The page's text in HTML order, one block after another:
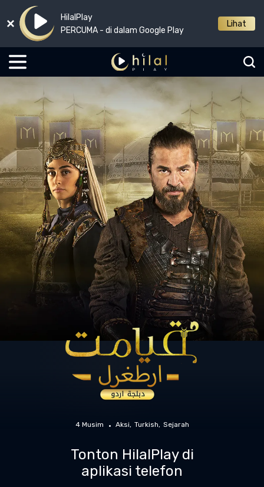
HilalPlay
PERCUMA - di dalam Google Play
Lihat
4 Musim Aksi Turkish Sejarah
Tonton HilalPlay di
aplikasi telefon